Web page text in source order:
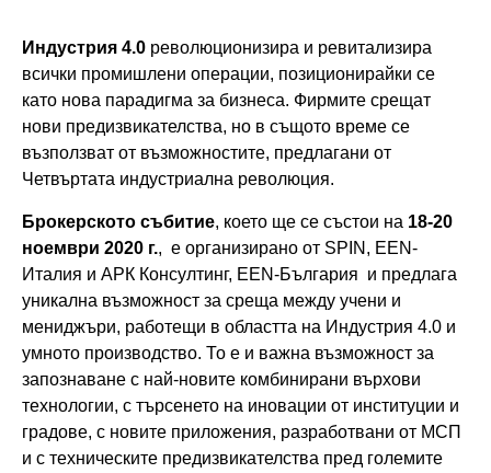
Индустрия 4.0 революционизира и ревитализира
всички промишлени операции, позиционирайки се
като нова парадигма за бизнеса. Фирмите срещат
нови предизвикателства, но в същото време се
възползват от възможностите, предлагани от
Четвъртата индустриална революция.
Брокерското събитие, което ще се състои на 18-20
ноември 2020 г., е организирано от SPIN, ЕЕN-
Италия и АРК Консултинг, ЕЕN-България и предлага
уникална възможност за среща между учени и
мениджъри, работещи в областта на Индустрия 4.0 и
умното производство. То е и важна възможност за
запознаване с най-новите комбинирани върхови
технологии, с търсенето на иновации от институции и
градове, с новите приложения, разработвани от МСП
и с техническите предизвикателства пред големите